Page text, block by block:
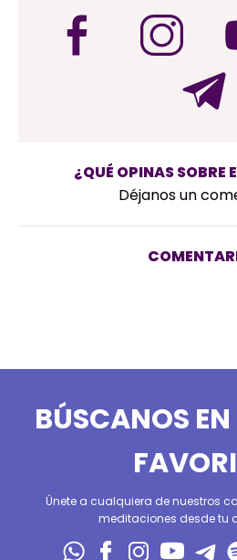
¿QUÉ OPINAS SOBRE
Déjanos un
BÚSCANOS
Únete a cualquiera de nuestros
meditaciones desde tu